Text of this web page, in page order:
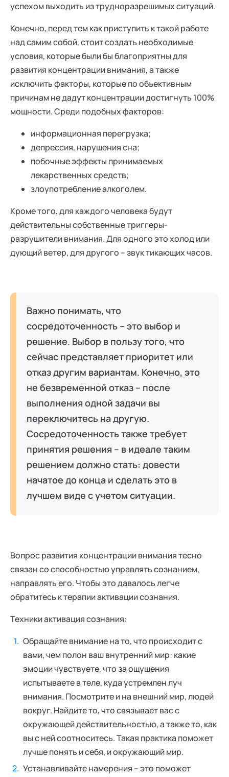
успехом выходить из трудноразрешимых ситуаций.
Конечно, перед тем как приступить к такой работе
над самим собой, стоит создать необходимые
условия, которые были бы благоприятны для
развития концентрации внимания, а также
исключить факторы, которые по объективным
причинам не дадут концентрации достигнуть 100%
мощности. Среди подобных факторов:
информационная перегрузка;
депрессия, нарушения сна;
побочные эффекты принимаемых
лекарственных средств;
злоупотребление алкоголем.
Кроме того, для каждого человека будут
действительны собственные триггеры-
разрушители внимания. Для одного это холод или
дующий ветер, для другого – звук тикающих часов.
Важно понимать, что
сосредоточенность – это выбор и
решение. Выбор в пользу того, что
сейчас представляет приоритет или
отказ другим вариантам. Конечно, это
не безвременной отказ – после
выполнения одной задачи вы
переключитесь на другую.
Сосредоточенность также требует
принятия решения – в идеале таким
решением должно стать: довести
начатое до конца и сделать это в
лучшем виде с учетом ситуации.
Вопрос развития концентрации внимания тесно
связан со способностью управлять сознанием,
направлять его. Чтобы это давалось легче
обратитесь к терапии активации сознания.
Техники активация сознания:
Обращайте внимание на то, что происходит с
вами, чем полон ваш внутренний мир: какие
эмоции чувствуете, что за ощущения
испытываете в теле, куда устремлен луч
внимания. Посмотрите и на внешний мир, людей
вокруг. Найдите то, что связывает вас с
окружающей действительностью, а также то, как
вы с ней соотноситесь. Такая практика поможет
лучше понять и себя, и окружающий мир.
Устанавливайте намерения – это поможет